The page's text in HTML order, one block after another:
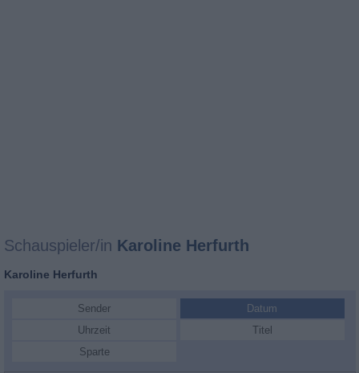
Schauspieler/in Karoline Herfurth
Karoline Herfurth
Sender
Datum
Uhrzeit
Titel
Sparte